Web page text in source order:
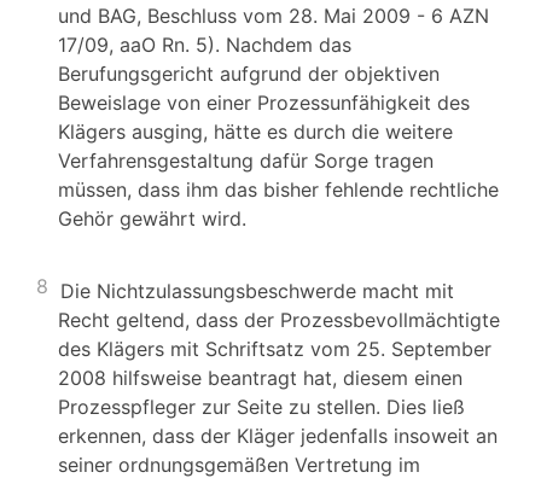
und BAG, Beschluss vom 28. Mai 2009 - 6 AZN
17/09, aaO Rn. 5). Nachdem das
Berufungsgericht aufgrund der objektiven
Beweislage von einer Prozessunfähigkeit des
Klägers ausging, hätte es durch die weitere
Verfahrensgestaltung dafür Sorge tragen
müssen, dass ihm das bisher fehlende rechtliche
Gehör gewährt wird.
8 Die Nichtzulassungsbeschwerde macht mit
Recht geltend, dass der Prozessbevollmächtigte
des Klägers mit Schriftsatz vom 25. September
2008 hilfsweise beantragt hat, diesem einen
Prozesspfleger zur Seite zu stellen. Dies ließ
erkennen, dass der Kläger jedenfalls insoweit an
seiner ordnungsgemäßen Vertretung im